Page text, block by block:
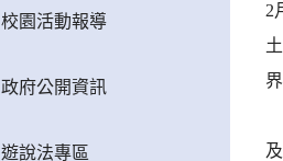
校園活動報導
政府公開資訊
遊說法專區
2